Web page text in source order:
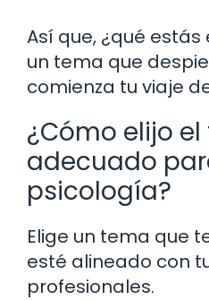
Así que, ¿qué estás
un tema que
comienza tu viaje
¿Cómo elijo
adecuado
psicología?
Elige un tema que
esté alineado con
profesionales.